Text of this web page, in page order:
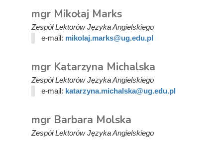
mgr Mikołaj Marks
Zespół Lektorów Języka Angielskiego
e-mail: mikolaj.marks@ug.edu.pl
mgr Katarzyna Michalska
Zespół Lektorów Języka Angielskiego
e-mail: katarzyna.michalska@ug.edu.pl
mgr Barbara Molska
Zespół Lektorów Języka Angielskiego